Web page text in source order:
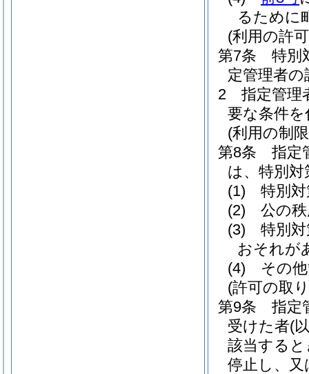
るために
(利用の許
第7条
特別
定管理者
2
指定管理
要な条件
(利用の制
第8条
指定
は、特別
(1)
特別
(2)
公の
(3)
特別
おそれが
(4)
その
(許可の取
第9条
指定
受けた者(
該当する
停止し、